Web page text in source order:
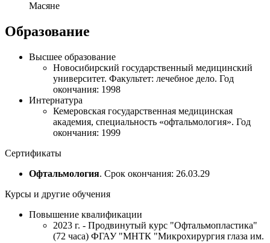
Масяне
Образование
Высшее образование
Новосибирский государственный медицинский
университет. Факультет: лечебное дело. Год
окончания: 1998
Интернатура
Кемеровская государственная медицинская
академия, специальность «офтальмология». Год
окончания: 1999
Сертификаты
Офтальмология. Срок окончания: 26.03.29
Курсы и другие обучения
Повышение квалификации
2023 г. - Продвинутый курс "Офтальмопластика"
(72 часа) ФГАУ "МНТК "Микрохирургия глаза им.